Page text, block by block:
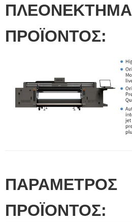
ΠΛΕΟΝΕΚΤΗΜΑ
ΠΡΟΪΟΝΤΟΣ:
ΠΑΡΑΜΕΤΡΟΣ
ΠΡΟΪΟΝΤΟΣ: